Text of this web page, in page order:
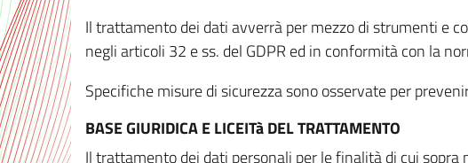
Il trattamento dei dati avverrà per mezzo di strumenti e
negli articoli 32 e ss. del GDPR ed in conformità con la
Specifiche misure di sicurezza sono osservate per
BASE GIURIDICA E LICEITà DEL TRATTAMENTO
Il trattamento dei dati personali per le finalità di cui